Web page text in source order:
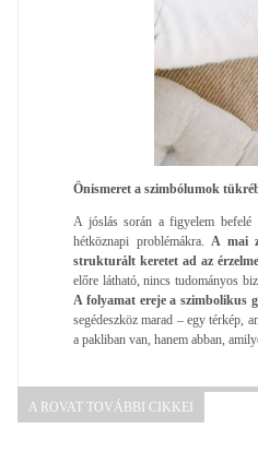
Önismeret a szimbólumok
A jóslás során a figyelem
hétköznapi problémákra.
A mai
strukturált keretet ad az
előre látható, nincs tudományos
A folyamat ereje a szimbolikus
segédeszköz marad – egy térkép,
a pakliban van, hanem abban,
A ROVAT TOVÁBBI CIKKEI